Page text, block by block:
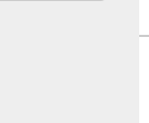
ou